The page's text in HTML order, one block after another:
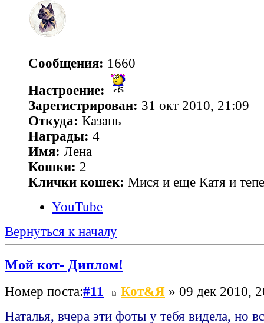
Сообщения: 1660
Настроение:
Зарегистрирован: 31 окт 2010, 21:09
Откуда: Казань
Награды: 4
Имя: Лена
Кошки: 2
Клички кошек: Мися и еще Катя и
YouTube
Вернуться к началу
Мой кот- Диплом!
Номер поста:#11 Кот&Я » 09 дек 2010,
Наталья, вчера эти фоты у тебя видела, но